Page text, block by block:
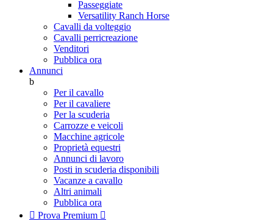
Passeggiate
Versatility Ranch Horse
Cavalli da volteggio
Cavalli perricreazione
Venditori
Pubblica ora
Annunci
b
Per il cavallo
Per il cavaliere
Per la scuderia
Carrozze e veicoli
Macchine agricole
Proprietà equestri
Annunci di lavoro
Posti in scuderia disponibili
Vacanze a cavallo
Altri animali
Pubblica ora
 Prova Premium 